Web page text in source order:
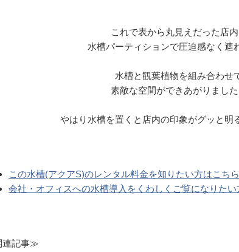
これで表から丸見えだった店
水槽パーティションで圧迫感なく遮
水槽と観葉植物を組み合わせ
素敵な空間ができあがりまし
やはり水槽を置くと店内の印象がグッと明
この水槽(アクアS)のレンタル料金を知りたい方はこちら
会社・オフィスへの水槽導入をくわしくご覧になりた
記事≫